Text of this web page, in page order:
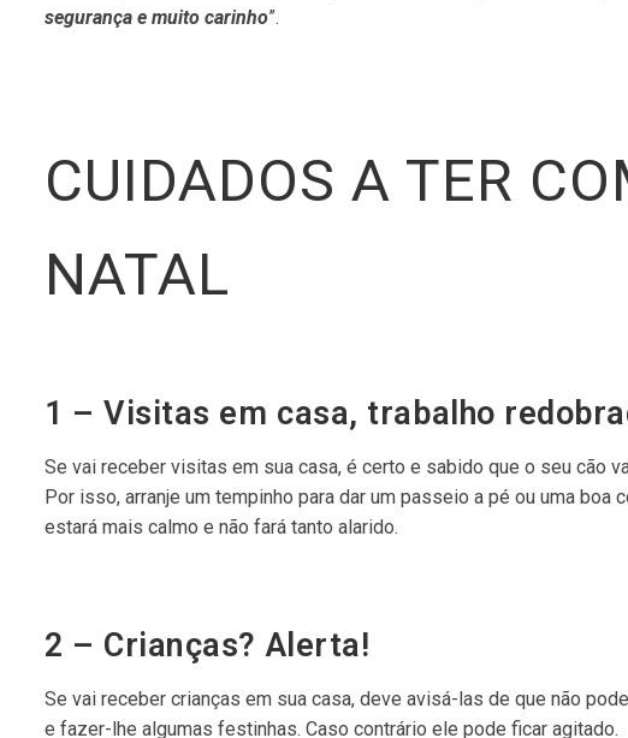
segurança e muito carinho”.
CUIDADOS A TER
NATAL
1 – Visitas em casa, trabalho
Se vai receber visitas em sua casa, é certo e sabido que o seu cão
Por isso, arranje um tempinho para dar um passeio a pé ou uma boa
estará mais calmo e não fará tanto alarido.
2 – Crianças? Alerta!
Se vai receber crianças em sua casa, deve avisá-las de que não
e fazer-lhe algumas festinhas. Caso contrário ele pode ficar agitado.